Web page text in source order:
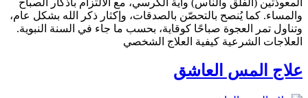
والمساء. كما يُنصح بالتحصّن بالصدقات، وإكثار ذكر الله بشكل عام،
وتناول تمر العجوة صباحًا كوقاية، بحسب ما جاء في السنة النبوية.
العلاجات الشرعية كيفية العلاج الشخصي
علاج المس العاشق